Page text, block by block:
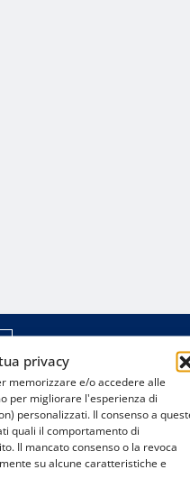
privacy
memorizzare e/o accedere alle
per migliorare l'esperienza di
personalizzati. Il consenso a
quali il comportamento di
Il mancato consenso o la revoca
su alcune caratteristiche e
un problema Milanese